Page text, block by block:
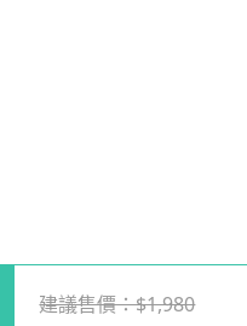
建議售價：$1,980